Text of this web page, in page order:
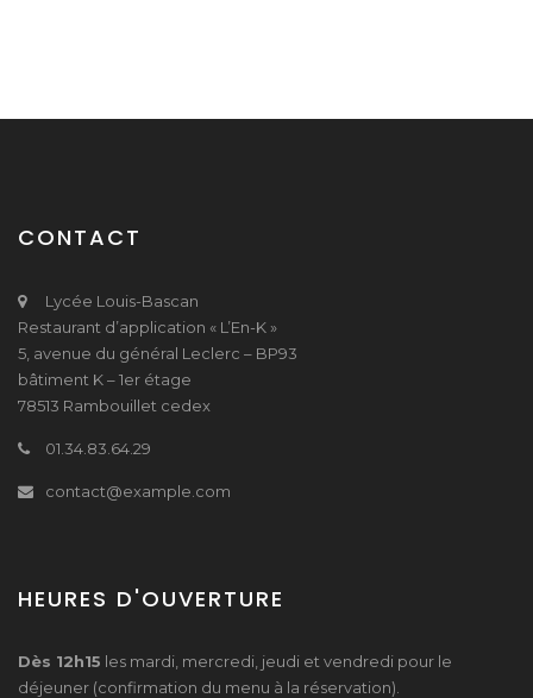
CONTACT
Lycée Louis-Bascan
Restaurant d’application « L’En-K »
5, avenue du général Leclerc – BP93
bâtiment K – 1er étage
78513 Rambouillet cedex
01.34.83.64.29
contact@example.com
HEURES D'OUVERTURE
Dès 12h15 les mardi, mercredi, jeudi et vendredi pour le
déjeuner (confirmation du menu à la réservation).